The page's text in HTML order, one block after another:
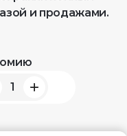
и продажами.
1